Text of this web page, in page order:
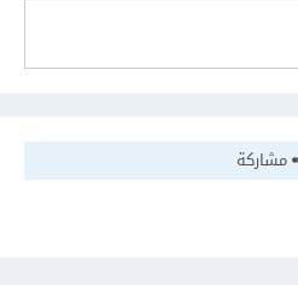
مشاركة